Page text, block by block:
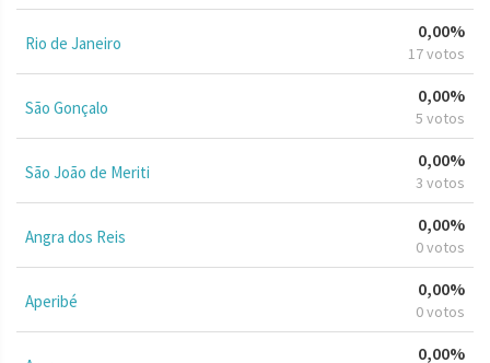
Rio de Janeiro
0,00%
17 votos
São Gonçalo
0,00%
5 votos
São João de Meriti
0,00%
3 votos
Angra dos Reis
0,00%
0 votos
Aperibé
0,00%
0 votos
0,00%